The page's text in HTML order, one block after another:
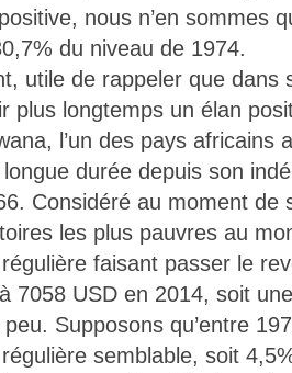
nous n’en sommes
du niveau de 1974.
utile de rappeler que dans
plus longtemps un élan
l’un des pays africains
durée depuis son
Considéré au moment de
les plus pauvres au
faisant passer le
7058 USD en 2014, soit
Supposons qu’entre
semblable, soit